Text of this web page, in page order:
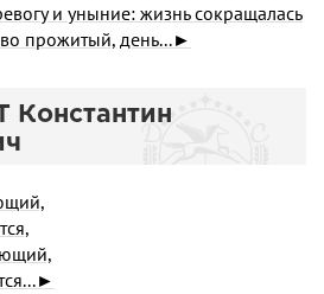
и уныние: жизнь сокращалась
прожитый, день...►